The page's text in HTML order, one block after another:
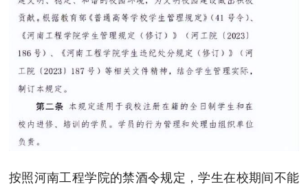
按照河南工程学院的禁酒令规定，学生在校期间不能